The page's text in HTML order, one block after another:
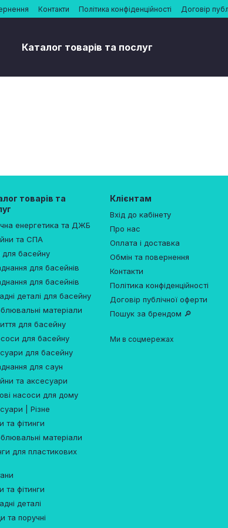
Контакти Політика конфіденційності Договір
Каталог товарів та послуг
товарів та
енергетика та ДЖБ
та СПА
для басейну
для басейнів
для басейнів
деталі для басейну
матеріали
для басейну
для басейну
для басейну
для саун
та аксесуари
насоси для дому
| Різне
та фітинги
матеріали
для пластикових
та фітинги
деталі
та поручні
Клієнтам
Вхід до кабінету
Про нас
Оплата і доставка
Обмін та повернення
Контакти
Політика конфіденційності
Договір публічної оферти
Пошук за брендом 🔎
Ми в соцмережах